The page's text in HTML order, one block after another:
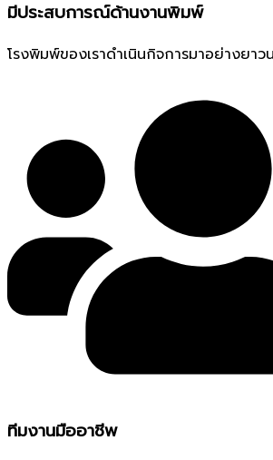
มีประสบการณ์ด้านงานพิมพ์
โรงพิมพ์ของเราดำเนินกิจการมาอย่างยา
ทีมงานมืออาชีพ